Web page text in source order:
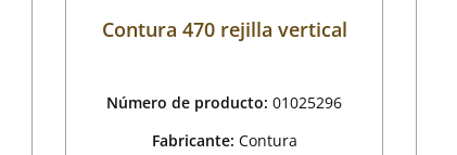
Contura 470 rejilla vertical
Número de producto: 01025296
Fabricante: Contura